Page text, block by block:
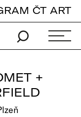
ČT ART
+